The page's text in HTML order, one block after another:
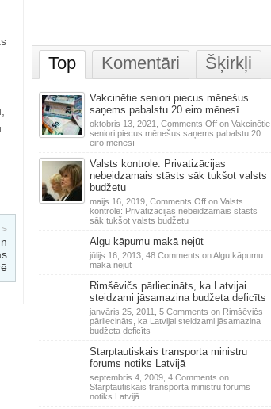
Top Komentāri Šķirkļi
Vakcinētie seniori piecus mēnešus
saņems pabalstu 20 eiro mēnesī
oktobris 13, 2021, Comments Offon Vakcinētie
seniori piecus mēnešus saņems pabalstu 20
eiro mēnesī
Valsts kontrole: Privatizācijas
nebeidzamais stāsts sāk tukšot valsts
budžetu
maijs 16, 2019, Comments Offon Valsts
kontrole: Privatizācijas nebeidzamais stāsts
sāk tukšot valsts budžetu
Algu kāpumu makā nejūt
jūlijs 16, 2013, 48 Comments on Algu kāpumu
makā nejūt
Rimšēvičs pārliecināts, ka Latvijai
steidzami jāsamazina budžeta deficīts
janvāris 25, 2011, 5 Comments on Rimšēvičs
pārliecināts, ka Latvijai steidzami jāsamazina
budžeta deficīts
Starptautiskais transporta ministru
forums notiks Latvijā
septembris 4, 2009, 4 Comments on
Starptautiskais transporta ministru forums
notiks Latvijā